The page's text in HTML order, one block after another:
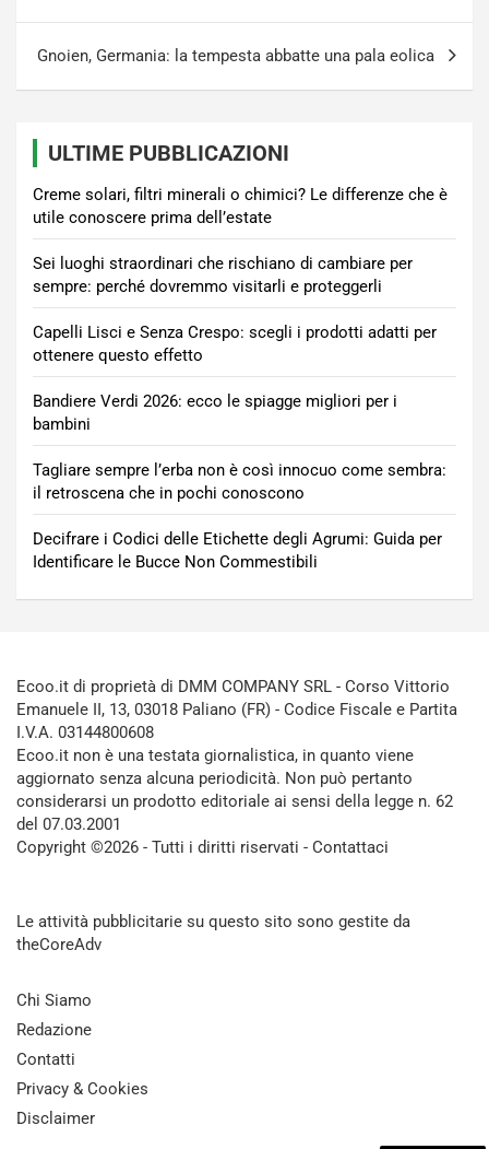
Gnoien, Germania: la tempesta abbatte una pala eolica
ULTIME PUBBLICAZIONI
Creme solari, filtri minerali o chimici? Le differenze che è
utile conoscere prima dell’estate
Sei luoghi straordinari che rischiano di cambiare per
sempre: perché dovremmo visitarli e proteggerli
Capelli Lisci e Senza Crespo: scegli i prodotti adatti per
ottenere questo effetto
Bandiere Verdi 2026: ecco le spiagge migliori per i
bambini
Tagliare sempre l’erba non è così innocuo come sembra:
il retroscena che in pochi conoscono
Decifrare i Codici delle Etichette degli Agrumi: Guida per
Identificare le Bucce Non Commestibili
Ecoo.it di proprietà di DMM COMPANY SRL - Corso Vittorio
Emanuele II, 13, 03018 Paliano (FR) - Codice Fiscale e Partita
I.V.A. 03144800608
Ecoo.it non è una testata giornalistica, in quanto viene
aggiornato senza alcuna periodicità. Non può pertanto
considerarsi un prodotto editoriale ai sensi della legge n. 62
del 07.03.2001
Copyright ©2026 - Tutti i diritti riservati - Contattaci
Le attività pubblicitarie su questo sito sono gestite da
theCoreAdv
Chi Siamo
Redazione
Contatti
Privacy & Cookies
Disclaimer